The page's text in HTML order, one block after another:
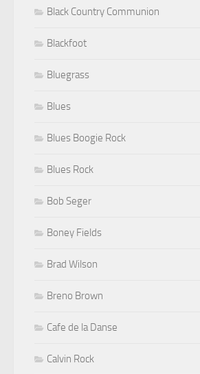
Black Country Communion
Blackfoot
Bluegrass
Blues
Blues Boogie Rock
Blues Rock
Bob Seger
Boney Fields
Brad Wilson
Breno Brown
Cafe de la Danse
Calvin Rock